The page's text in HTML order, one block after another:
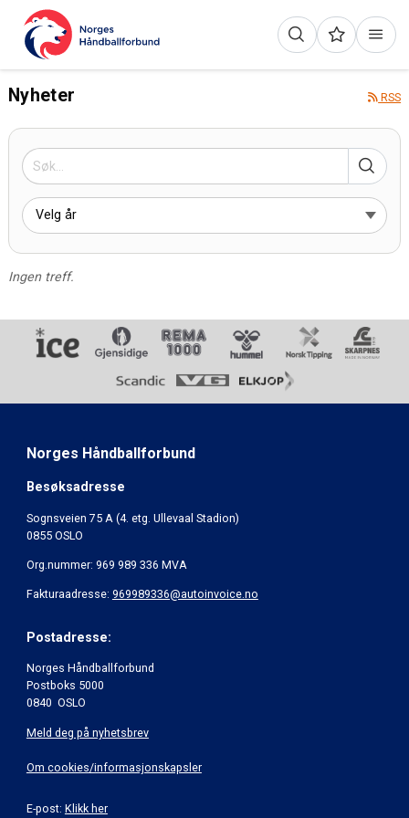
Nyheter RSS
Ingen treff.
Norges Håndballforbund
Besøksadresse
Sognsveien 75 A (4. etg. Ullevaal Stadion)
0855 OSLO
Org.nummer: 969 989 336 MVA
Fakturaadresse: 969989336@autoinvoice.no
Postadresse:
Norges Håndballforbund
Postboks 5000
0840 OSLO
Meld deg på nyhetsbrev
Om cookies/informasjonskapsler
E-post: Klikk her